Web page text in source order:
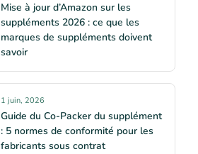
Mise à jour d’Amazon sur les
suppléments 2026 : ce que les
marques de suppléments doivent
savoir
1 juin, 2026
Guide du Co-Packer du supplément
: 5 normes de conformité pour les
fabricants sous contrat